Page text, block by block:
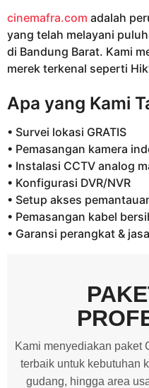
cinemafra.com adalah
yang telah melayani
di Bandung Barat. Kami
merek terkenal seperti
Apa yang Kami
• Survei lokasi GRATIS
• Pemasangan kamera
• Instalasi CCTV analog
• Konfigurasi DVR/NVR
• Setup akses
• Pemasangan kabel
• Garansi perangkat &
Kami menyediakan paket
terbaik untuk kebutuhan
gudang, hingga area